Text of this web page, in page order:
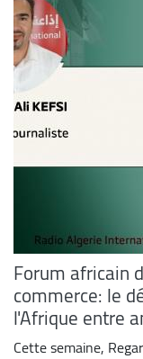
Forum africain
commerce: le
l'Afrique entre
Cette semaine,